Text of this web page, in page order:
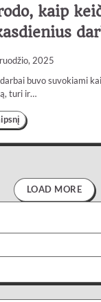
kaip
2025
buvo suvokiami
turi ir…
LOAD MORE